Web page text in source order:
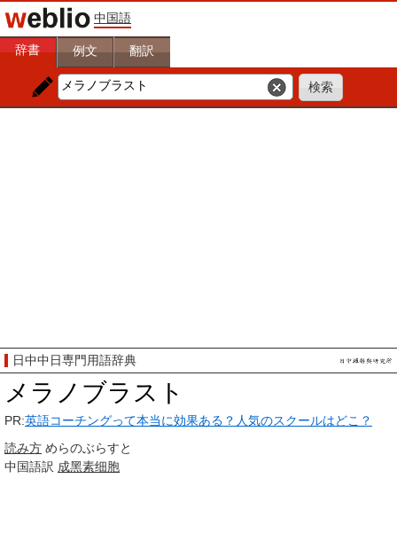
中国語
辞書 例文 翻訳
日中中日専門用語辞典
メラノブラスト
PR:英語コーチングって本当に効果ある？人気のスクールはどこ？
読み方 めらのぶらすと
中国語訳 成黑素细胞